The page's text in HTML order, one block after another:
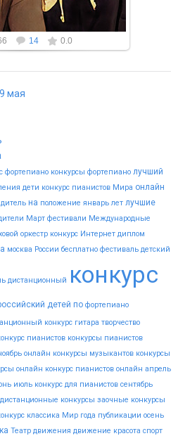
14 0.0
мая
фортепиано конкурсы фортепиано лучший
дети конкурс пианистов Мира онлайн
на положение январь лет лучшие
Март фестивали Международные
оркестр конкурс Интернет диплом
москва России бесплатно фестиваль детский
дистанционный конкурс
детей по фортепиано
конкурс гитара творчество
пианистов конкурсы пианистов
онлайн конкурсы музыкантов конкурсы
онлайн конкурс пианистов онлайн апрель
июль конкурс для пианистов сентябрь
дистанционные конкурсы заочные конкурсы
классика Мир года публикации осень
Театр движения движение красота спорт